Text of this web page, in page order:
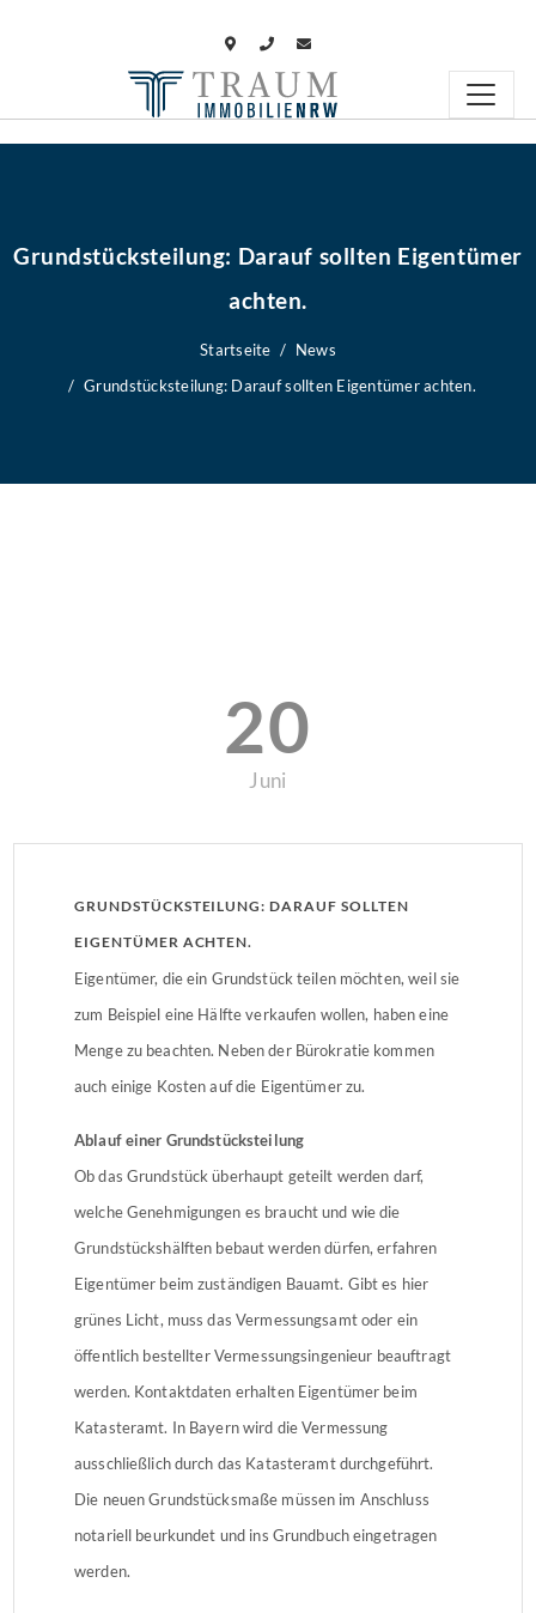
Grundstücksteilung: Darauf sollten Eigentümer
achten.
Startseite
News
Grundstücksteilung: Darauf sollten Eigentümer achten.
20
Juni
GRUNDSTÜCKSTEILUNG: DARAUF SOLLTEN
EIGENTÜMER ACHTEN.
Eigentümer, die ein Grundstück teilen möchten, weil sie
zum Beispiel eine Hälfte verkaufen wollen, haben eine
Menge zu beachten. Neben der Bürokratie kommen
auch einige Kosten auf die Eigentümer zu.
Ablauf einer Grundstücksteilung
Ob das Grundstück überhaupt geteilt werden darf,
welche Genehmigungen es braucht und wie die
Grundstückshälften bebaut werden dürfen, erfahren
Eigentümer beim zuständigen Bauamt. Gibt es hier
grünes Licht, muss das Vermessungsamt oder ein
öffentlich bestellter Vermessungsingenieur beauftragt
werden. Kontaktdaten erhalten Eigentümer beim
Katasteramt. In Bayern wird die Vermessung
ausschließlich durch das Katasteramt durchgeführt.
Die neuen Grundstücksmaße müssen im Anschluss
notariell beurkundet und ins Grundbuch eingetragen
werden.